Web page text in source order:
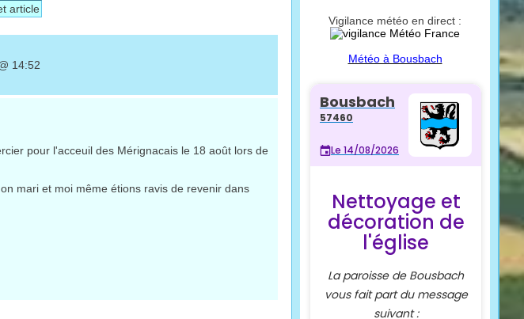
article
14:52
pour l'acceuil des Mérignacais le 18 août lors de
mari et moi même étions ravis de revenir dans
Vigilance météo en direct :
Météo à Bousbach